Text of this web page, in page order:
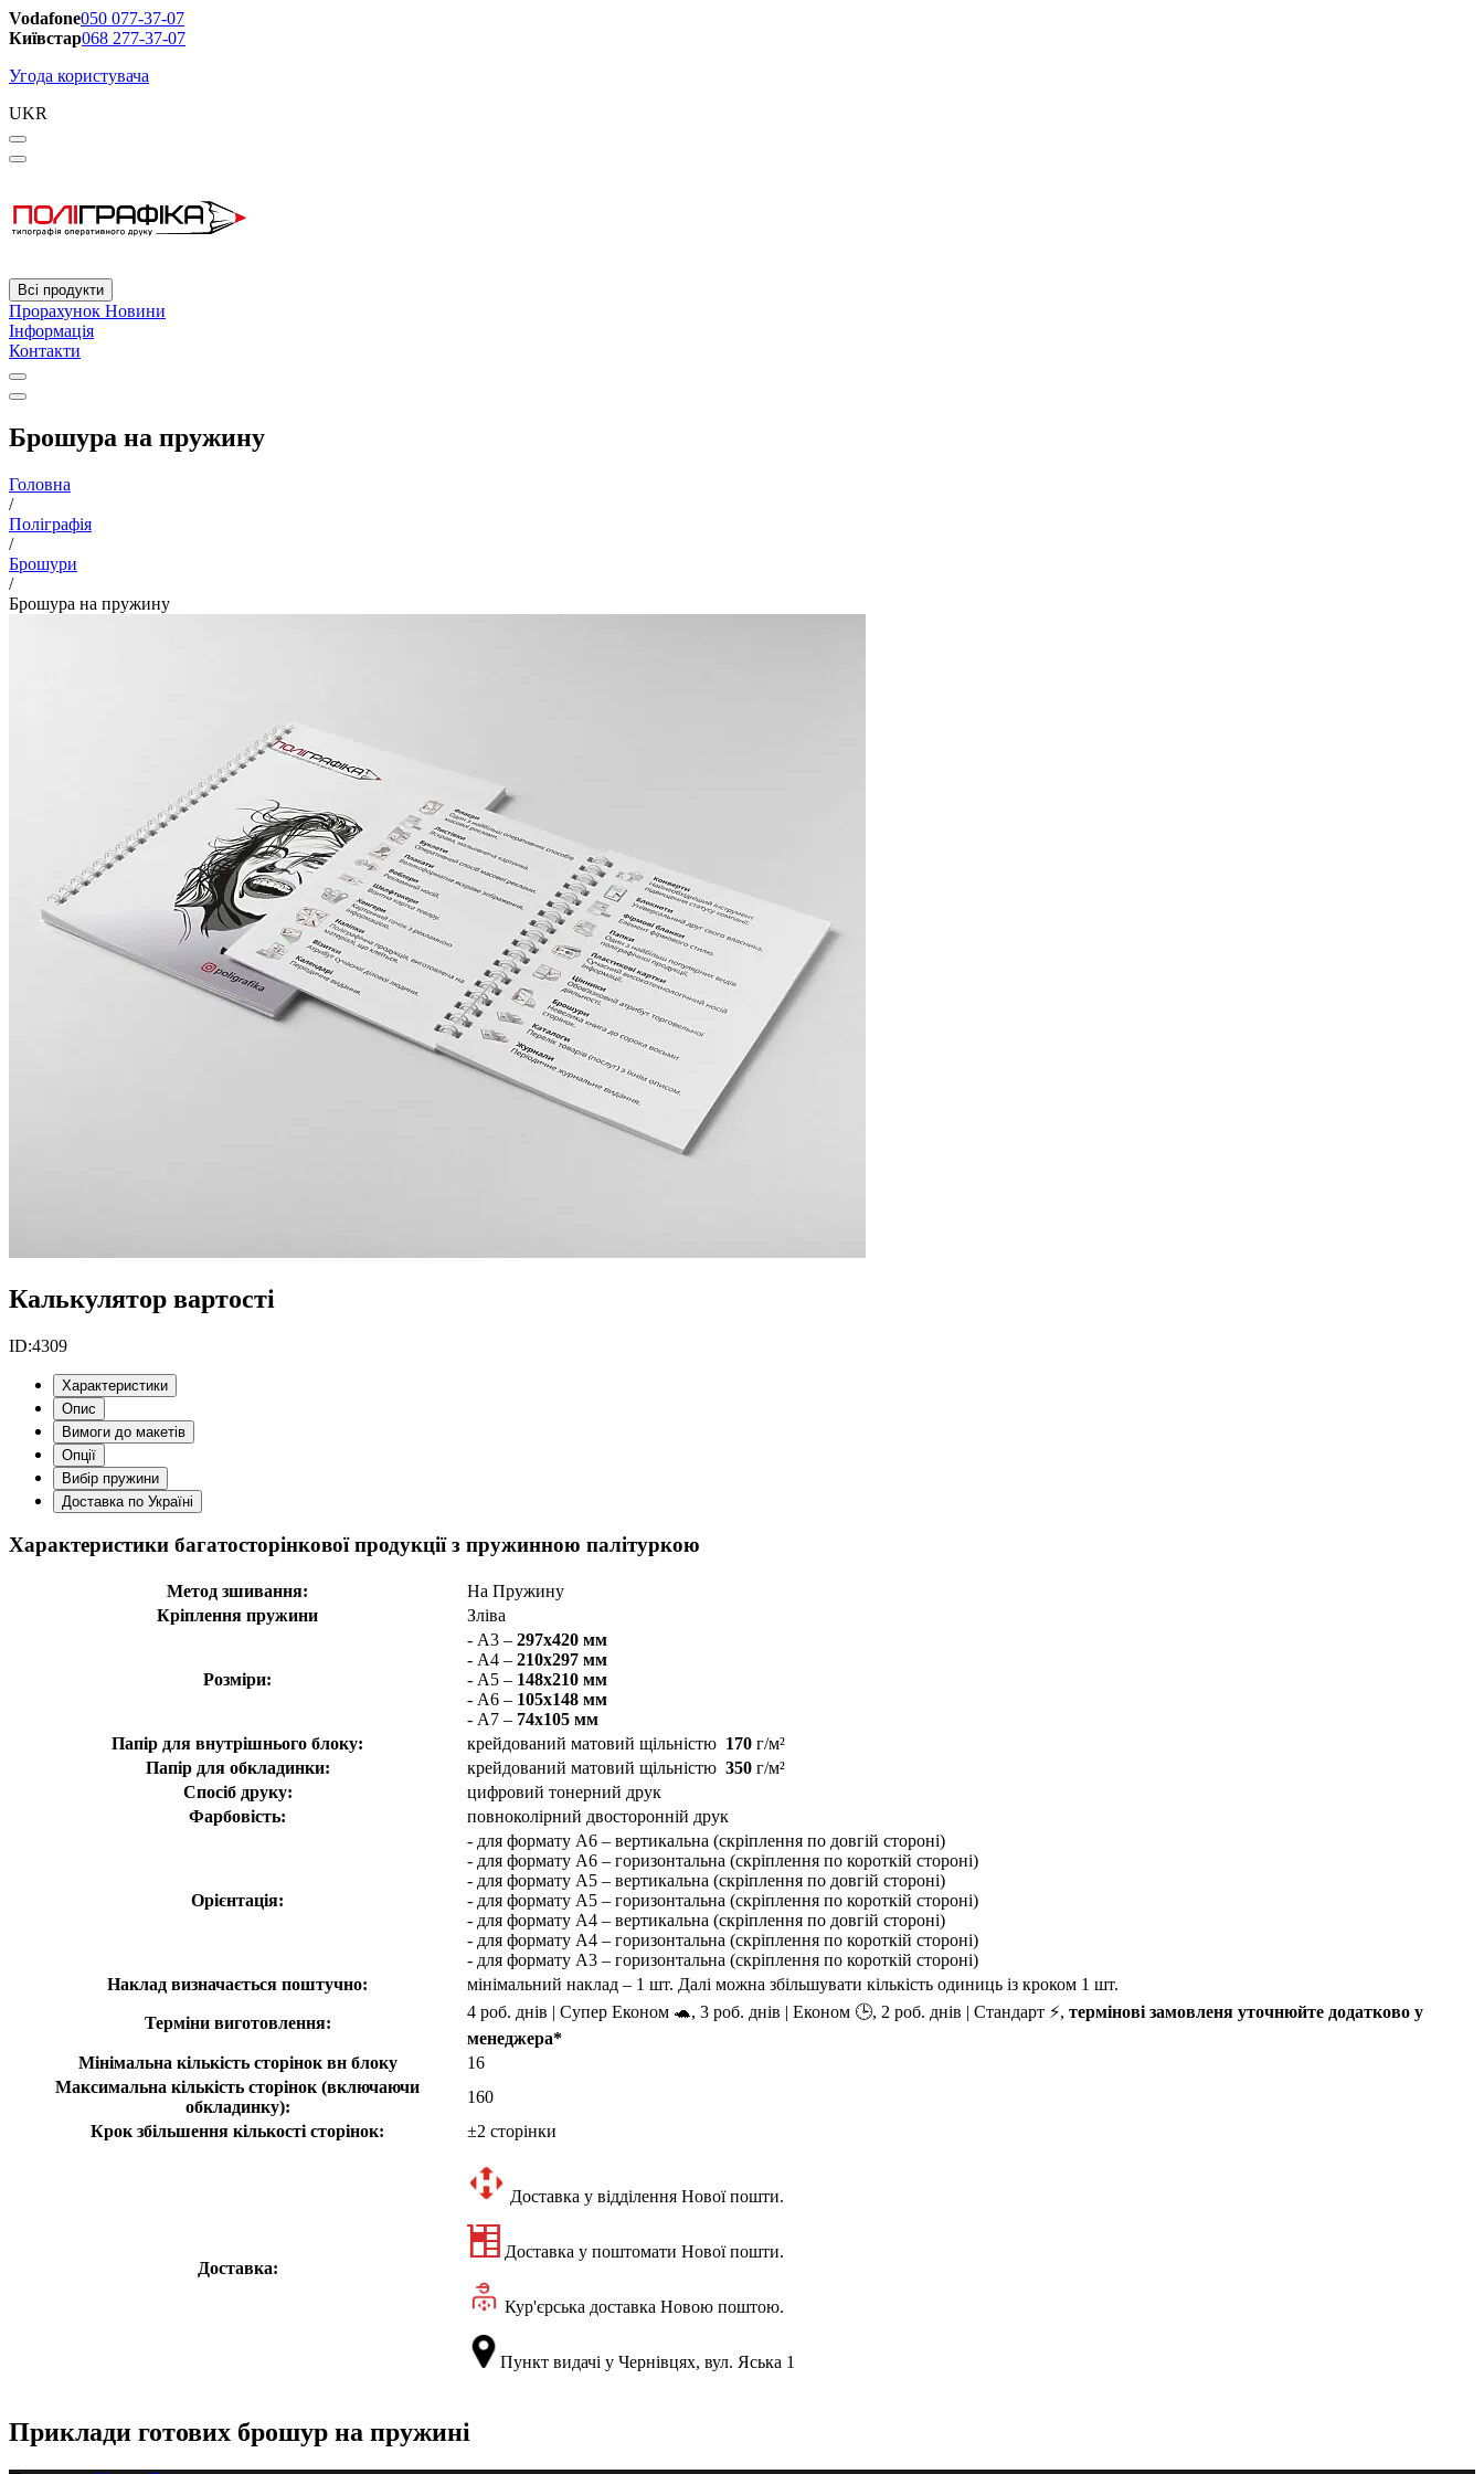
Vodafone050 077-37-07
Київстар068 277-37-07
Угода користувача
UKR
Всі продукти
Прорахунок Новини
Інформація
Контакти
Брошура на пружину
Головна
/
Поліграфія
/
Брошури
/
Брошура на пружину
Калькулятор вартості
ID:4309
Характеристики
Опис
Вимоги до макетів
Опції
Вибір пружини
Доставка по Україні
Характеристики багатосторінкової продукції з пружинною палітуркою
Метод зшивання:
На Пружину
Кріплення пружини
Зліва
Розміри:
- А3 – 297х420 мм
- А4 – 210х297 мм
- А5 – 148х210 мм
- А6 – 105х148 мм
- А7 – 74х105 мм
Папір для внутрішнього блоку:
крейдований матовий щільністю 170 г/м²
Папір для обкладинки:
крейдований матовий щільністю 350 г/м²
Спосіб друку:
цифровий тонерний друк
Фарбовість:
повноколірний двосторонній друк
Орієнтація:
- для формату А6 – вертикальна (скріплення по довгій стороні)
- для формату А6 – горизонтальна (скріплення по короткій стороні)
- для формату А5 – вертикальна (скріплення по довгій стороні)
- для формату А5 – горизонтальна (скріплення по короткій стороні)
- для формату А4 – вертикальна (скріплення по довгій стороні)
- для формату А4 – горизонтальна (скріплення по короткій стороні)
- для формату А3 – горизонтальна (скріплення по короткій стороні)
Наклад визначається поштучно:
мінімальний наклад – 1 шт. Далі можна збільшувати кількість одиниць із кроком 1 шт.
Терміни виготовлення:
4 роб. днів | Супер Економ 🐢, 3 роб. днів | Економ 🕒, 2 роб. днів | Стандарт ⚡, термінові замовленя уточнюйте додатково у
менеджера*
Мінімальна кількість сторінок вн блоку
16
Максимальна кількість сторінок (включаючи
обкладинку):
160
Крок збільшення кількості сторінок:
±2 сторінки
Доставка:
Доставка у відділення Нової пошти.
Доставка у поштомати Нової пошти.
Кур'єрська доставка Новою поштою.
Пункт видачі у Чернівцях, вул. Яська 1
Приклади готових брошур на пружині